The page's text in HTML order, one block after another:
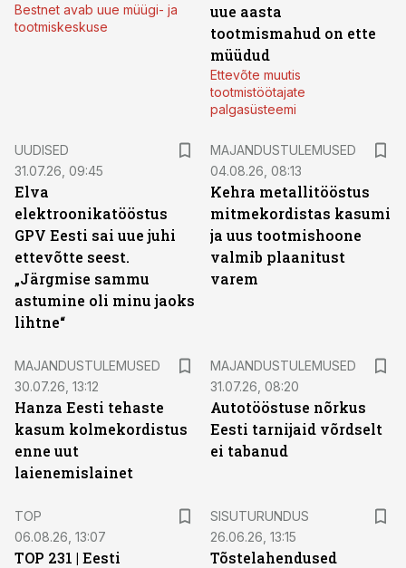
Bestnet avab uue müügi- ja
tootmiskeskuse
uue aasta
tootmismahud on ette
müüdud
Ettevõte muutis
tootmistöötajate
palgasüsteemi
UUDISED
31.07.26, 09:45
Elva
elektroonikatööstus
GPV Eesti sai uue juhi
ettevõtte seest.
„Järgmise sammu
astumine oli minu jaoks
lihtne“
MAJANDUSTULEMUSED
04.08.26, 08:13
Kehra metallitööstus
mitmekordistas kasumi
ja uus tootmishoone
valmib plaanitust
varem
MAJANDUSTULEMUSED
30.07.26, 13:12
Hanza Eesti tehaste
kasum kolmekordistus
enne uut
laienemislainet
MAJANDUSTULEMUSED
31.07.26, 08:20
Autotööstuse nõrkus
Eesti tarnijaid võrdselt
ei tabanud
TOP
06.08.26, 13:07
TOP 231 | Eesti
SISUTURUNDUS
26.06.26, 13:15
Tõstelahendused